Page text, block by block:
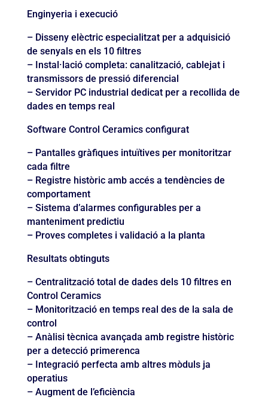
Enginyeria i execució
– Disseny elèctric especialitzat per a adquisició
de senyals en els 10 filtres
– Instal·lació completa: canalització, cablejat i
transmissors de pressió diferencial
– Servidor PC industrial dedicat per a recollida de
dades en temps real
Software Control Ceramics configurat
– Pantalles gràfiques intuïtives per monitoritzar
cada filtre
– Registre històric amb accés a tendències de
comportament
– Sistema d’alarmes configurables per a
manteniment predictiu
– Proves completes i validació a la planta
Resultats obtinguts
– Centralització total de dades dels 10 filtres en
Control Ceramics
– Monitorització en temps real des de la sala de
control
– Anàlisi tècnica avançada amb registre històric
per a detecció primerenca
– Integració perfecta amb altres mòduls ja
operatius
– Augment de l’eficiència